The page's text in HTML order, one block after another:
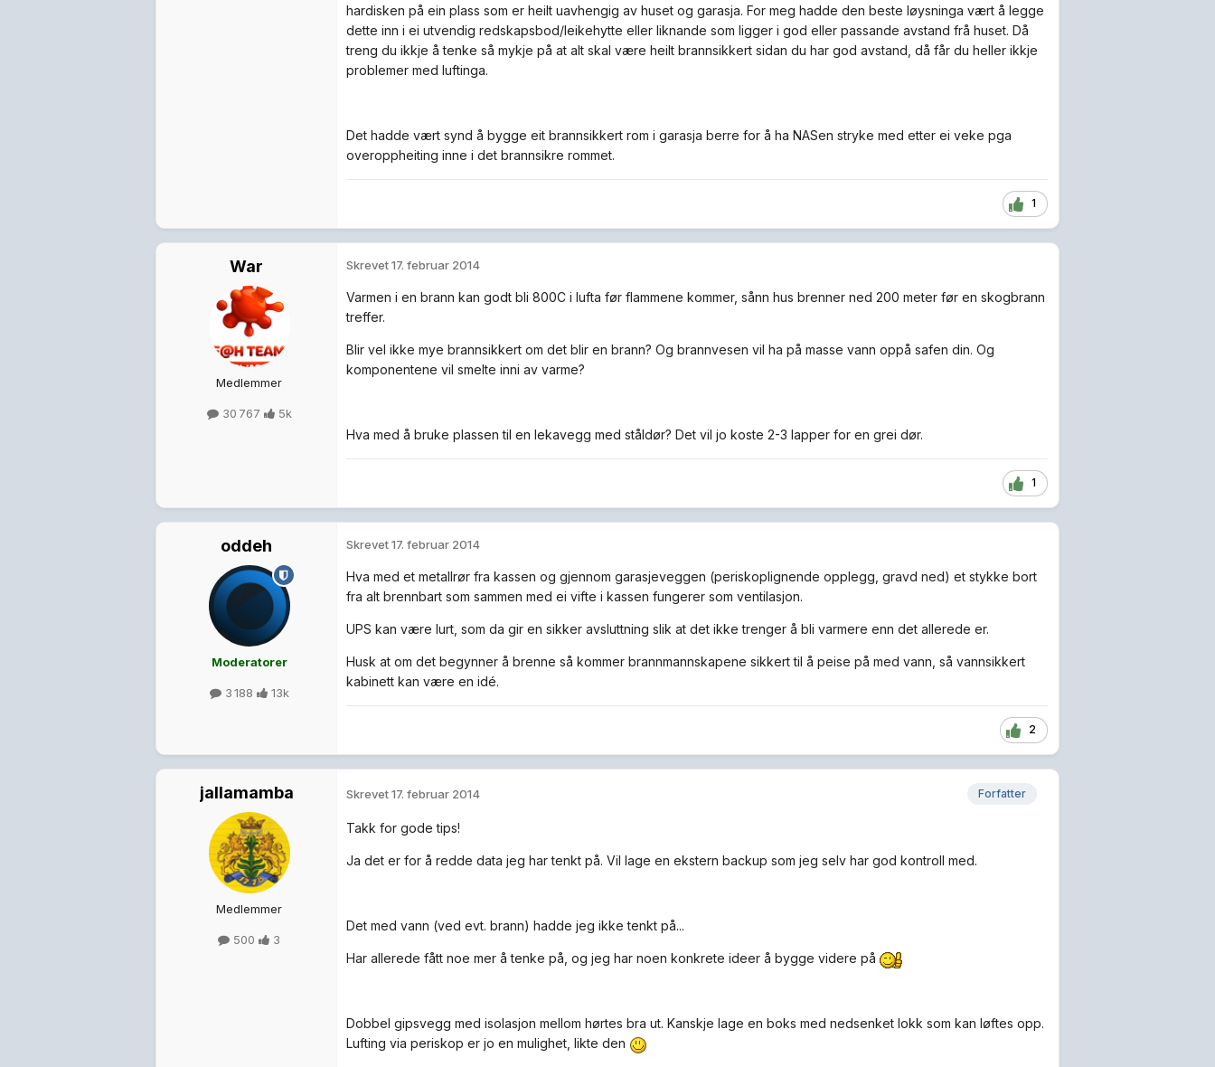
hardisken på ein plass som er heilt uavhengig av huset og garasja. For meg hadde den beste løysninga vært å legge
dette inn i ei utvendig redskapsbod/leikehytte eller liknande som ligger i god eller passande avstand frå huset. Då
treng du ikkje å tenke så mykje på at alt skal være heilt brannsikkert sidan du har god avstand, då får du heller ikkje
problemer med luftinga.
Det hadde vært synd å bygge eit brannsikkert rom i garasja berre for å ha NASen stryke med etter ei veke pga
overoppheiting inne i det brannsikre rommet.
1
War
Medlemmer
30 767 5k
Skrevet17. februar 2014
Varmen i en brann kan godt bli 800C i lufta før flammene kommer, sånn hus brenner ned 200 meter før en skogbrann
treffer.
Blir vel ikke mye brannsikkert om det blir en brann? Og brannvesen vil ha på masse vann oppå safen din. Og
komponentene vil smelte inni av varme?
Hva med å bruke plassen til en lekavegg med ståldør? Det vil jo koste 2-3 lapper for en grei dør.
1
oddeh
Moderatorer
3 188 13k
Skrevet17. februar 2014
Hva med et metallrør fra kassen og gjennom garasjeveggen (periskoplignende opplegg, gravd ned) et stykke bort
fra alt brennbart som sammen med ei vifte i kassen fungerer som ventilasjon.
UPS kan være lurt, som da gir en sikker avsluttning slik at det ikke trenger å bli varmere enn det allerede er.
Husk at om det begynner å brenne så kommer brannmannskapene sikkert til å peise på med vann, så vannsikkert
kabinett kan være en idé.
2
jallamamba
Medlemmer
500 3
Forfatter
Skrevet17. februar 2014
Takk for gode tips!
Ja det er for å redde data jeg har tenkt på. Vil lage en ekstern backup som jeg selv har god kontroll med.
Det med vann (ved evt. brann) hadde jeg ikke tenkt på...
Har allerede fått noe mer å tenke på, og jeg har noen konkrete ideer å bygge videre på
Dobbel gipsvegg med isolasjon mellom hørtes bra ut. Kanskje lage en boks med nedsenket lokk som kan løftes opp.
Lufting via periskop er jo en mulighet, likte den